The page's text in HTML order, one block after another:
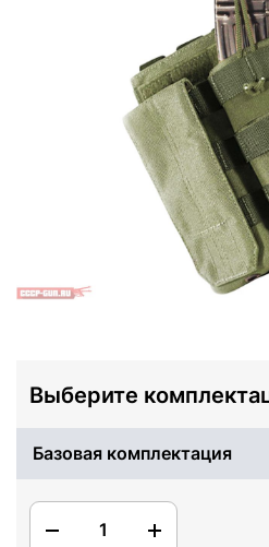
Выберите
Базовая комплектация
1